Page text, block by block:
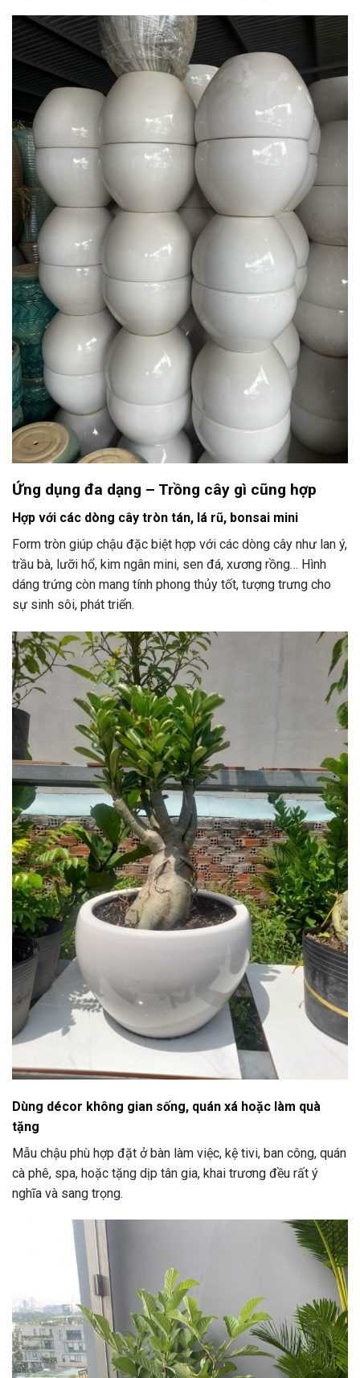
Ứng dụng đa dạng – Trồng cây gì cũng hợp
Hợp với các dòng cây tròn tán, lá rũ, bonsai mini
Form tròn giúp chậu đặc biệt hợp với các dòng cây như lan ý,
trầu bà, lưỡi hổ, kim ngân mini, sen đá, xương rồng… Hình
dáng trứng còn mang tính phong thủy tốt, tượng trưng cho
sự sinh sôi, phát triển.
Dùng décor không gian sống, quán xá hoặc làm quà
tặng
Mẫu chậu phù hợp đặt ở bàn làm việc, kệ tivi, ban công, quán
cà phê, spa, hoặc tặng dịp tân gia, khai trương đều rất ý
nghĩa và sang trọng.